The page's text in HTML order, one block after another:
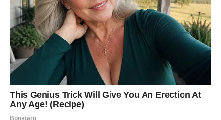
što pokazuje.
Pred vama je dan koji bi mogao imati poseban značaj za
budućnost.
ŠKORPIJA
Škorpije danas vide stvari mnogo jasnije nego prethodnih